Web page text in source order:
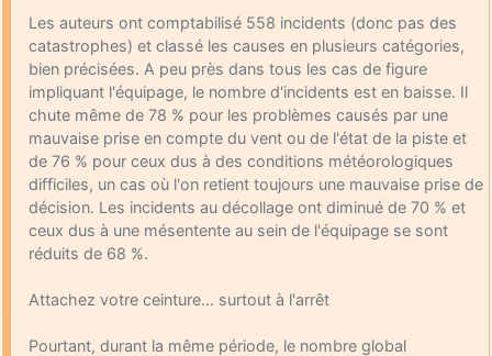
yaellerigolow: bonjour a tous je suis un élève de première
passionnée par l'aviation militaire , pourrais je savoir que faire après
le lycée pour s'orienter et pouvoir devenir officier de l'armée de l'air?
d9pouces: lesquels, par exemple ?
mahmoud: bonsoir, très instructif ce site .mais nous aimerions avoir
les photo des anciens appareils de l'armée de l'air de la haute -volta
d9pouces: Ça me casse quand même bien les pieds, j’avoue
: Pour moi tout est à nouveau OK dirait-on… Merci à toi.
d9pouces : En espérant n’avoir coupé les accessoires de personne
d9pouces
Les auteurs ont comptabilisé 558 incidents (donc pas des
catastrophes) et classé les causes en plusieurs catégories,
bien précisées. A peu près dans tous les cas de figure
impliquant l'équipage, le nombre d'incidents est en baisse. Il
chute même de 78 % pour les problèmes causés par une
mauvaise prise en compte du vent ou de l'état de la piste et
de 76 % pour ceux dus à des conditions météorologiques
difficiles, un cas où l'on retient toujours une mauvaise prise de
décision. Les incidents au décollage ont diminué de 70 % et
ceux dus à une mésentente au sein de l'équipage se sont
réduits de 68 %.
Attachez votre ceinture… surtout à l'arrêt
Pourtant, durant la même période, le nombre global